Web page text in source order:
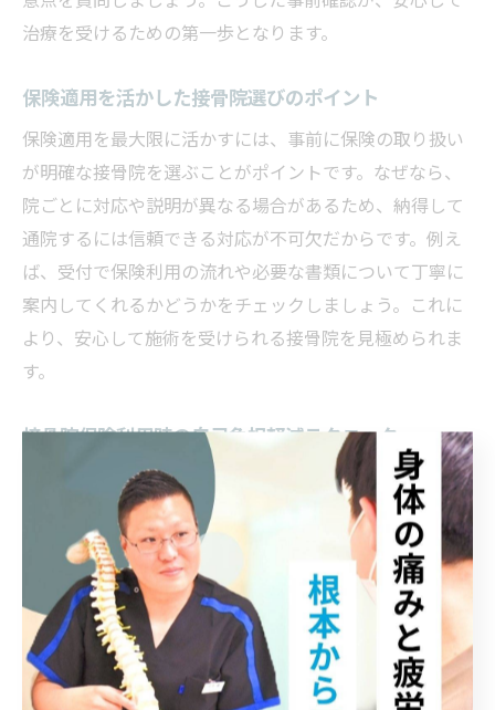
治療を受けるための第一歩となります。
保険適用を活かした接骨院選びのポイント
保険適用を最大限に活かすには、事前に保険の取り扱い
が明確な接骨院を選ぶことがポイントです。なぜなら、
院ごとに対応や説明が異なる場合があるため、納得して
通院するには信頼できる対応が不可欠だからです。例え
ば、受付で保険利用の流れや必要な書類について丁寧に
案内してくれるかどうかをチェックしましょう。これに
より、安心して施術を受けられる接骨院を見極められま
す。
接骨院保険利用時の自己負担軽減テクニック
自己負担を軽減するには、保険適用の条件を正確に満た
すことが大切です。理由は、条件を満たしていない場合
は保険が使えず、全額自己負担となるためです。具体的
な方法として、症状や施術内容を正確に伝え、必要な書
類を忘れずに提出しましょう。また、複数回通院する場
合は、都度保険証を提示し、疑問点はその都度スタッフ
に確認することで、無駄な負担を防げます。